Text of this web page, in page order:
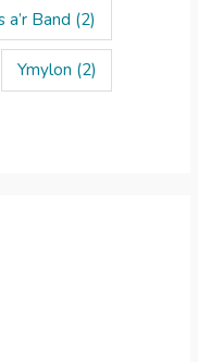
a’r Band (2)
Ymylon (2)